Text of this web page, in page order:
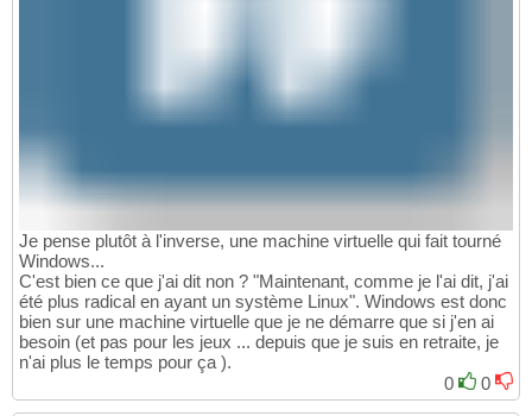
Je pense plutôt à l'inverse, une machine virtuelle qui fait tourné
Windows...
C'est bien ce que j'ai dit non ? "Maintenant, comme je l'ai dit, j'ai
été plus radical en ayant un système Linux". Windows est donc
bien sur une machine virtuelle que je ne démarre que si j'en ai
besoin (et pas pour les jeux ... depuis que je suis en retraite, je
n'ai plus le temps pour ça ).
0
0